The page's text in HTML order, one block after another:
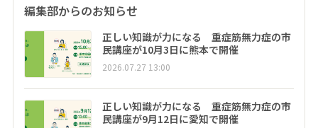
編集部からのお知らせ
正しい知識が力になる 重症筋無力症の市
民講座が10月3日に熊本で開催
2026.07.27 13:00
正しい知識が力になる 重症筋無力症の市
民講座が9月12日に愛知で開催